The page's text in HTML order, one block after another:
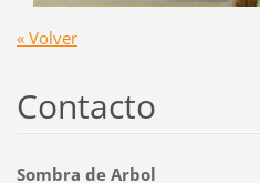
« Volver
Contacto
Sombra de Arbol